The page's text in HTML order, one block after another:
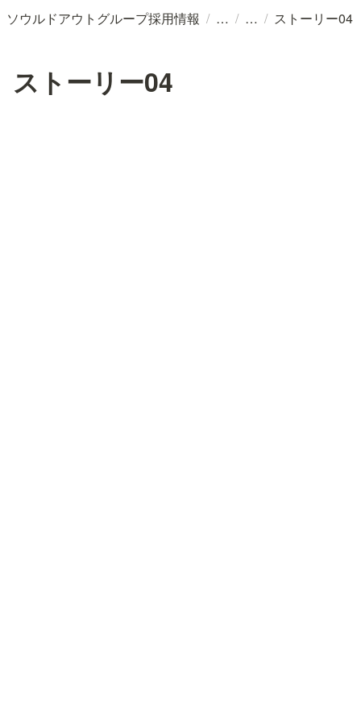
ソウルドアウトグループ採用情報 / / / ストーリー04
ストーリー04